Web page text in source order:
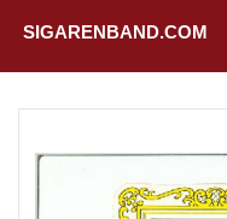
SIGARENBAND.COM